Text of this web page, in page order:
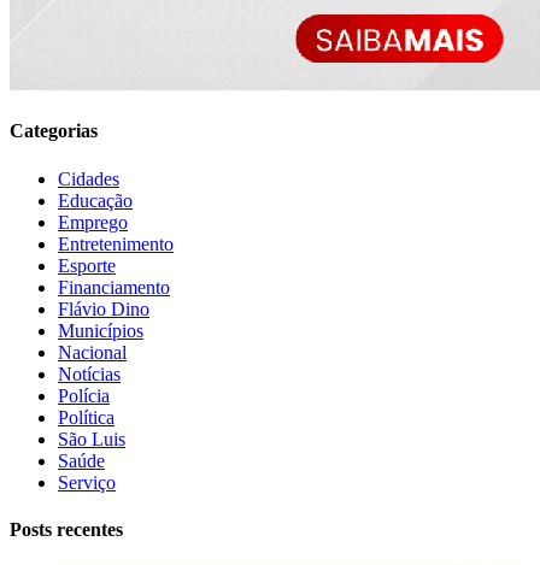
Categorias
Cidades
Educação
Emprego
Entretenimento
Esporte
Financiamento
Flávio Dino
Municípios
Nacional
Notícias
Polícia
Política
São Luis
Saúde
Serviço
Posts recentes